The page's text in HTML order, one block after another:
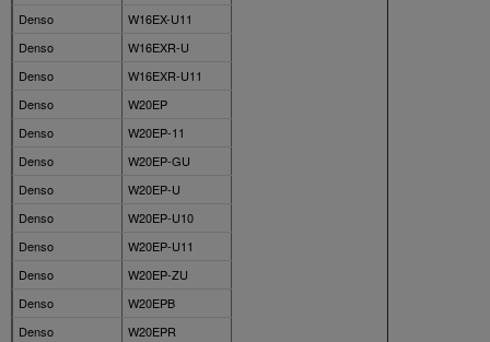
Denso
W16EX-U11
Denso
W16EXR-U
Denso
W16EXR-U11
Denso
W20EP
Denso
W20EP-11
Denso
W20EP-GU
Denso
W20EP-U
Denso
W20EP-U10
Denso
W20EP-U11
Denso
W20EP-ZU
Denso
W20EPB
Denso
W20EPR